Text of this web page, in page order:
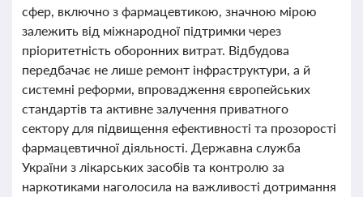
сфер, включно з фармацевтикою, значною мірою
залежить від міжнародної підтримки через
пріоритетність оборонних витрат. Відбудова
передбачає не лише ремонт інфраструктури, а й
системні реформи, впровадження європейських
стандартів та активне залучення приватного
сектору для підвищення ефективності та прозорості
фармацевтичної діяльності. Державна служба
України з лікарських засобів та контролю за
наркотиками наголосила на важливості дотримання